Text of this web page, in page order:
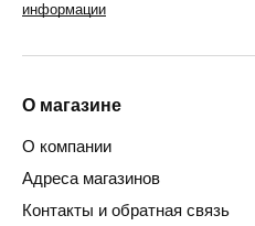
информации
О магазине
О компании
Адреса магазинов
Контакты и обратная связь